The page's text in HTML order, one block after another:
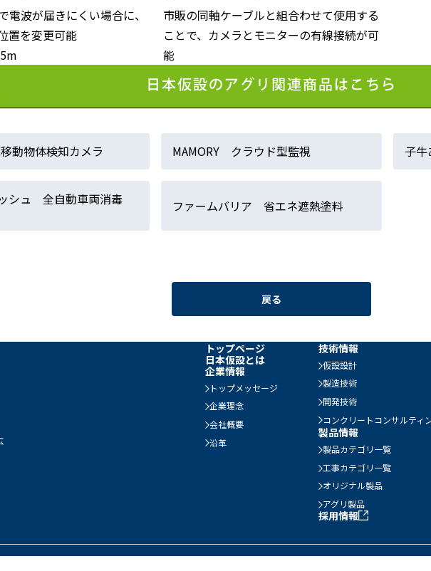
電波が届きにくい場合に、
置を変更可能
市販の同軸ケーブルと組合わせて使用する
ことで、カメラとモニターの有線接続が可
能
物体検知カメラ MAMORY クラウド型監視 子
シュ 全自動車両消毒 ファームバリア 省エネ遮熱塗料
戻る
トップページ
日本仮設とは
企業情報
トップメッセージ
企業理念
会社概要
沿革
技術情報
仮設設計
製造技術
開発技術
コンクリートコンサルティ
製品情報
製品カテゴリ一覧
工事カテゴリ一覧
オリジナル製品
アグリ製品
採用情報